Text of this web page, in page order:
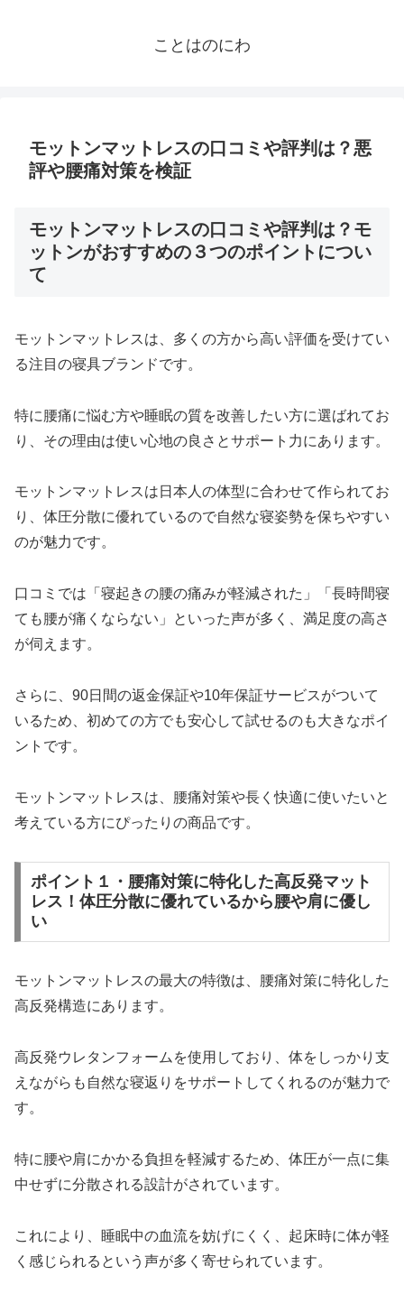
ことはのにわ
モットンマットレスの口コミや評判は？悪
評や腰痛対策を検証
モットンマットレスの口コミや評判は？モ
ットンがおすすめの３つのポイントについ
て
モットンマットレスは、多くの方から高い評価を受けてい
る注目の寝具ブランドです。
特に腰痛に悩む方や睡眠の質を改善したい方に選ばれてお
り、その理由は使い心地の良さとサポート力にあります。
モットンマットレスは日本人の体型に合わせて作られてお
り、体圧分散に優れているので自然な寝姿勢を保ちやすい
のが魅力です。
口コミでは「寝起きの腰の痛みが軽減された」「長時間寝
ても腰が痛くならない」といった声が多く、満足度の高さ
が伺えます。
さらに、90日間の返金保証や10年保証サービスがついて
いるため、初めての方でも安心して試せるのも大きなポイ
ントです。
モットンマットレスは、腰痛対策や長く快適に使いたいと
考えている方にぴったりの商品です。
ポイント１・腰痛対策に特化した高反発マット
レス！体圧分散に優れているから腰や肩に優し
い
モットンマットレスの最大の特徴は、腰痛対策に特化した
高反発構造にあります。
高反発ウレタンフォームを使用しており、体をしっかり支
えながらも自然な寝返りをサポートしてくれるのが魅力で
す。
特に腰や肩にかかる負担を軽減するため、体圧が一点に集
中せずに分散される設計がされています。
これにより、睡眠中の血流を妨げにくく、起床時に体が軽
く感じられるという声が多く寄せられています。